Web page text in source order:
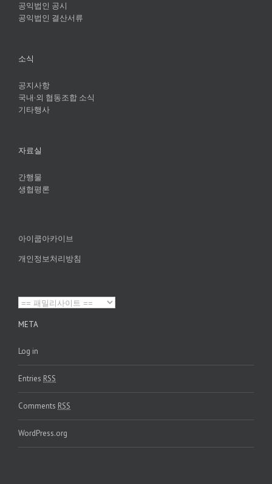
공익법인 공시
공익법인 결산서류
소식
공지사항
국내·외 협동조합 소식
기타행사
자료실
간행물
생협평론
아이쿱아카이브
개인정보처리방침
META
Log in
Entries RSS
Comments RSS
WordPress.org